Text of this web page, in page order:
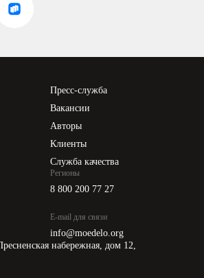
Пресс-служба
Вакансии
Авторы
Клиенты
Служба качества
Регионы
8 800 200 77 27
E-mail для связи
info@moedelo.org
набережная, дом 12,